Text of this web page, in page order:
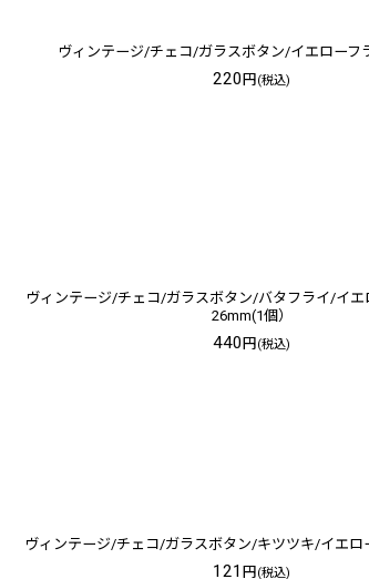
ヴィンテージ/チェコ/ガラスボタン/イエローフ
220円 (税込)
ヴィンテージ/チェコ/ガラスボタン/バタフライ/イ
26mm(1個）
440円 (税込)
ヴィンテージ/チェコ/ガラスボタン/キツツキ/イエロ
121円 (税込)